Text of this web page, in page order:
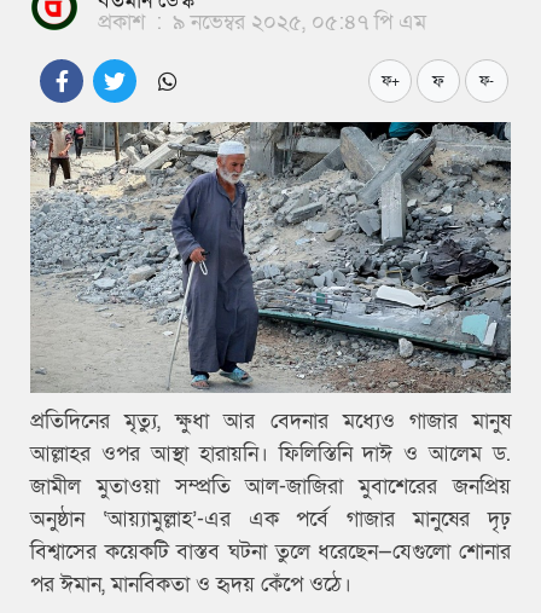
প্রকাশ : ৯ নভেম্বর ২০২৫, ০৫:৪৭ পি এম
ফ+ ফ ফ-
প্রতিদিনের মৃত্যু, ক্ষুধা আর বেদনার মধ্যেও গাজার মানুষ
আল্লাহর ওপর আস্থা হারায়নি। ফিলিস্তিনি দাঈ ও আলেম ড.
জামীল মুতাওয়া সম্প্রতি আল-জাজিরা মুবাশেরের জনপ্রিয়
অনুষ্ঠান ‘আয়্যামুল্লাহ’-এর এক পর্বে গাজার মানুষের দৃঢ়
বিশ্বাসের কয়েকটি বাস্তব ঘটনা তুলে ধরেছেন—যেগুলো শোনার
পর ঈমান, মানবিকতা ও হৃদয় কেঁপে ওঠে।